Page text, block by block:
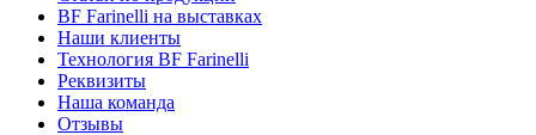
BF Farinelli на выставках
Наши клиенты
Технология BF Farinelli
Реквизиты
Наша команда
Отзывы